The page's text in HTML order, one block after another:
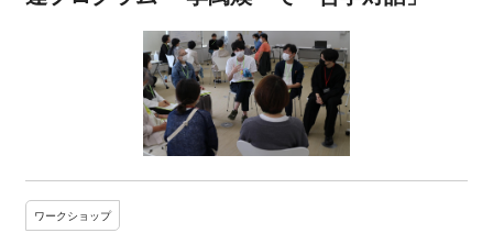
ワークショップ